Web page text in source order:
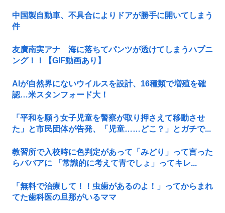
中国製自動車、不具合によりドアが勝手に開いてしまう
件
友廣南実アナ 海に落ちてパンツが透けてしまうハプニ
ング！！【GIF動画あり】
AIが自然界にないウイルスを設計、16種類で増殖を確
認…米スタンフォード大！
「平和を願う女子児童を警察が取り押さえて移動させ
た」と市民団体が告発、「児童……どこ？」とガチで...
教習所で入校時に色判定があって「みどり」って言った
らババアに 「常識的に考えて青でしょ」ってキレ...
「無料で治療して！！虫歯があるのよ！」ってからまれ
てた歯科医の旦那がいるママ